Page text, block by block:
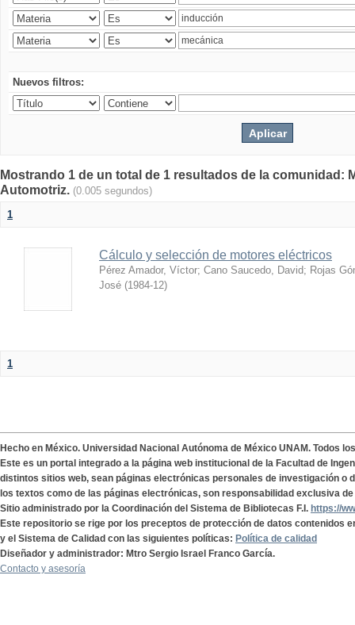
Nuevos filtros:
Mostrando 1 de un total de 1 resultados de la comunidad:
Automotriz. (0.005 segundos)
1
Cálculo y selección de motores eléctricos
Pérez Amador, Víctor; Cano Saucedo, David; Rojas
José (1984-12)
1
Hecho en México. Universidad Nacional Autónoma de México UNAM. Todos
Este es un portal integrado a la página web institucional de la Facultad de
distintos sitios web, sean páginas electrónicas personales de investigación o
los textos como de las páginas electrónicas, son responsabilidad exclusiva
Sitio administrado por la Coordinación del Sistema de Bibliotecas F.I. https://
Este repositorio se rige por los preceptos de protección de datos contenidos
y el Sistema de Calidad con las siguientes políticas: Política de calidad
Diseñador y administrador: Mtro Sergio Israel Franco García.
Contacto y asesoría